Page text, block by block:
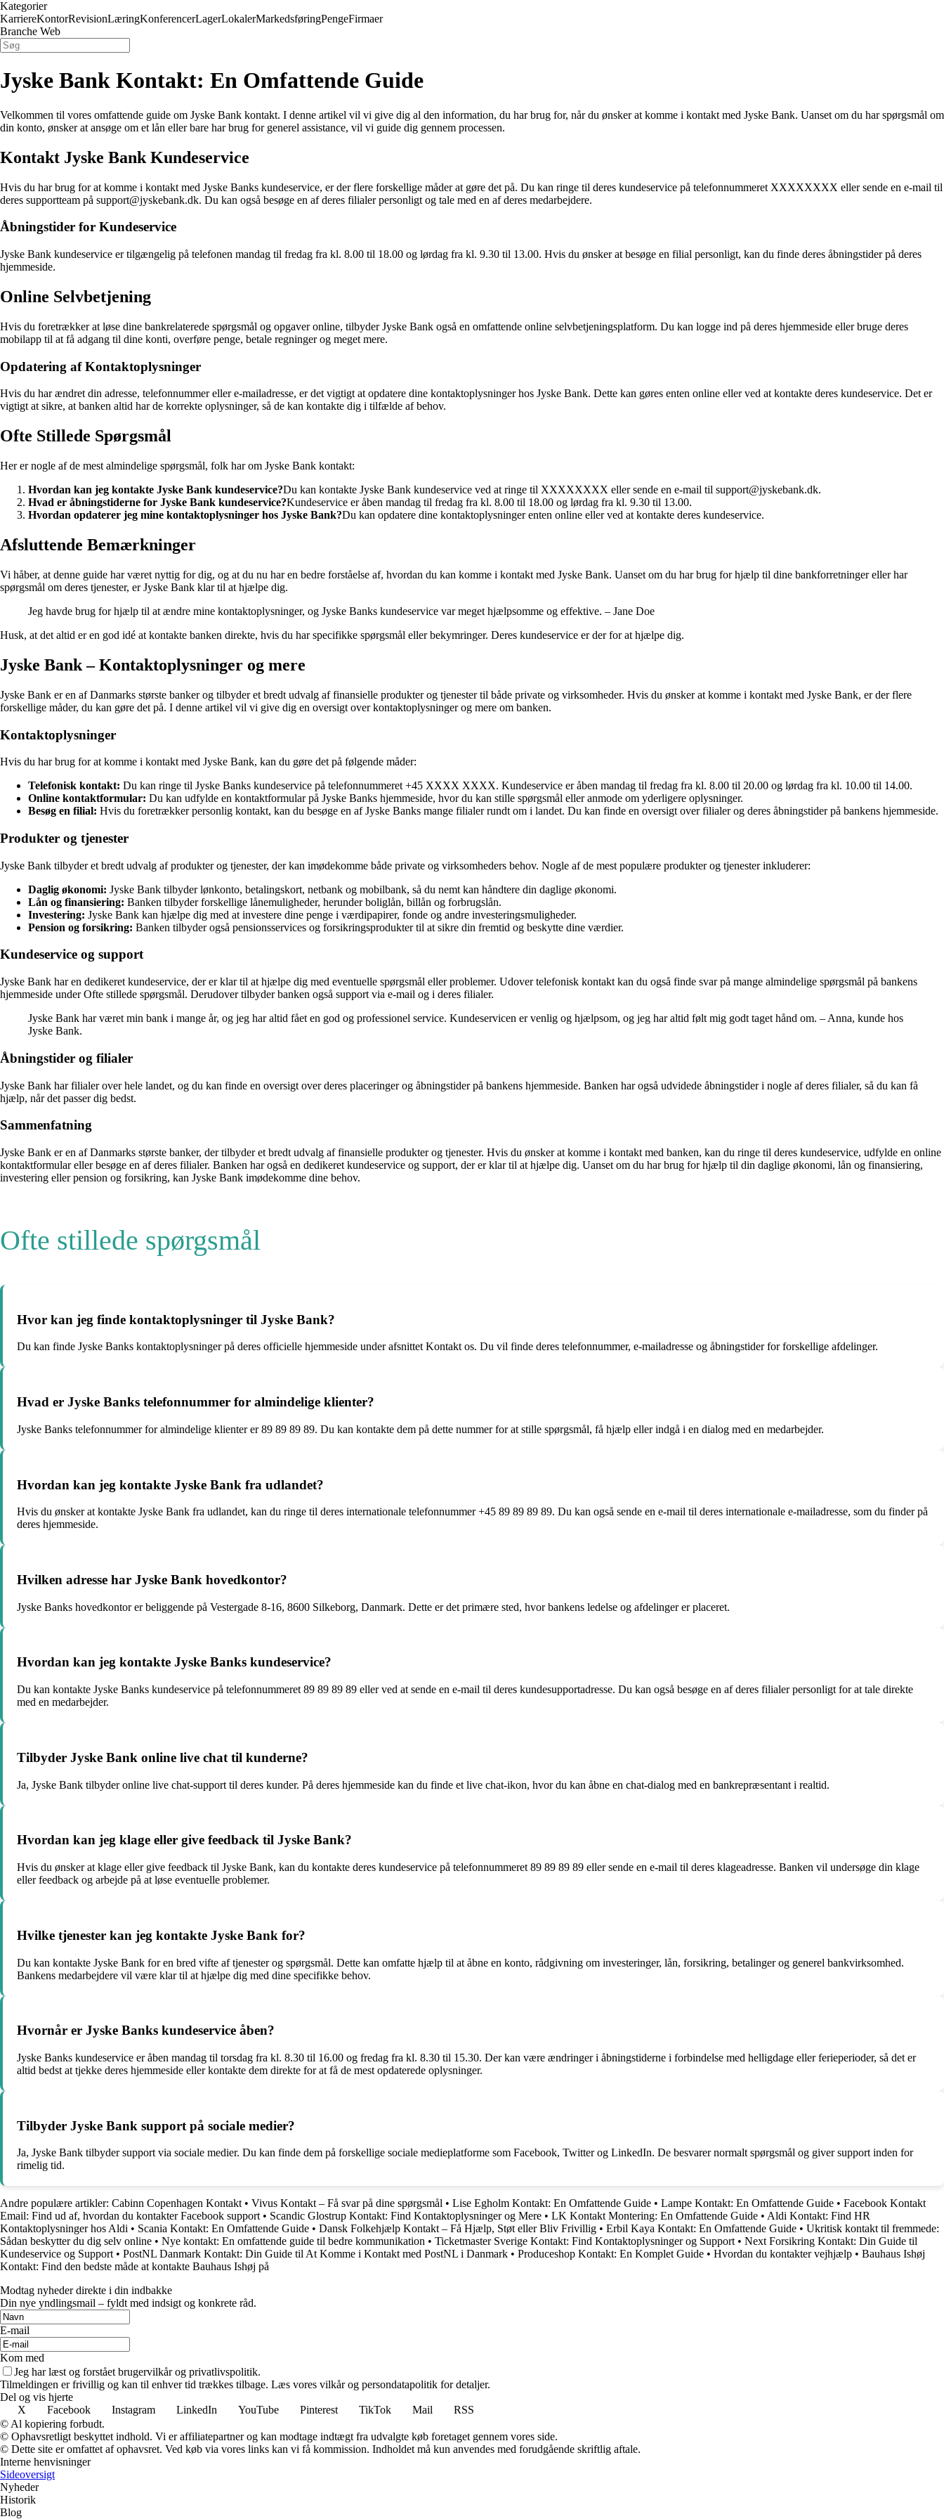
Kategorier
KarriereKontorRevisionLæringKonferencerLagerLokalerMarkedsføringPengeFirmaer
Branche Web
Jyske Bank Kontakt: En Omfattende Guide
Velkommen til vores omfattende guide om Jyske Bank kontakt. I denne artikel vil vi give dig al den information, du har brug for, når du ønsker at komme i kontakt med Jyske Bank. Uanset om du har spørgsmål om
din konto, ønsker at ansøge om et lån eller bare har brug for generel assistance, vil vi guide dig gennem processen.
Kontakt Jyske Bank Kundeservice
Hvis du har brug for at komme i kontakt med Jyske Banks kundeservice, er der flere forskellige måder at gøre det på. Du kan ringe til deres kundeservice på telefonnummeret XXXXXXXX eller sende en e-mail til
deres supportteam på support@jyskebank.dk. Du kan også besøge en af deres filialer personligt og tale med en af deres medarbejdere.
Åbningstider for Kundeservice
Jyske Bank kundeservice er tilgængelig på telefonen mandag til fredag ​​fra kl. 8.00 til 18.00 og lørdag fra kl. 9.30 til 13.00. Hvis du ønsker at besøge en filial personligt, kan du finde deres åbningstider på deres
hjemmeside.
Online Selvbetjening
Hvis du foretrækker at løse dine bankrelaterede spørgsmål og opgaver online, tilbyder Jyske Bank også en omfattende online selvbetjeningsplatform. Du kan logge ind på deres hjemmeside eller bruge deres
mobilapp til at få adgang til dine konti, overføre penge, betale regninger og meget mere.
Opdatering af Kontaktoplysninger
Hvis du har ændret din adresse, telefonnummer eller e-mailadresse, er det vigtigt at opdatere dine kontaktoplysninger hos Jyske Bank. Dette kan gøres enten online eller ved at kontakte deres kundeservice. Det er
vigtigt at sikre, at banken altid har de korrekte oplysninger, så de kan kontakte dig i tilfælde af behov.
Ofte Stillede Spørgsmål
Her er nogle af de mest almindelige spørgsmål, folk har om Jyske Bank kontakt:
Hvordan kan jeg kontakte Jyske Bank kundeservice?Du kan kontakte Jyske Bank kundeservice ved at ringe til XXXXXXXX eller sende en e-mail til support@jyskebank.dk.
Hvad er åbningstiderne for Jyske Bank kundeservice?Kundeservice er åben mandag til fredag ​​fra kl. 8.00 til 18.00 og lørdag fra kl. 9.30 til 13.00.
Hvordan opdaterer jeg mine kontaktoplysninger hos Jyske Bank?Du kan opdatere dine kontaktoplysninger enten online eller ved at kontakte deres kundeservice.
Afsluttende Bemærkninger
Vi håber, at denne guide har været nyttig for dig, og at du nu har en bedre forståelse af, hvordan du kan komme i kontakt med Jyske Bank. Uanset om du har brug for hjælp til dine bankforretninger eller har
spørgsmål om deres tjenester, er Jyske Bank klar til at hjælpe dig.
Jeg havde brug for hjælp til at ændre mine kontaktoplysninger, og Jyske Banks kundeservice var meget hjælpsomme og effektive. – Jane Doe
Husk, at det altid er en god idé at kontakte banken direkte, hvis du har specifikke spørgsmål eller bekymringer. Deres kundeservice er der for at hjælpe dig.
Jyske Bank – Kontaktoplysninger og mere
Jyske Bank er en af Danmarks største banker og tilbyder et bredt udvalg af finansielle produkter og tjenester til både private og virksomheder. Hvis du ønsker at komme i kontakt med Jyske Bank, er der flere
forskellige måder, du kan gøre det på. I denne artikel vil vi give dig en oversigt over kontaktoplysninger og mere om banken.
Kontaktoplysninger
Hvis du har brug for at komme i kontakt med Jyske Bank, kan du gøre det på følgende måder:
Telefonisk kontakt: Du kan ringe til Jyske Banks kundeservice på telefonnummeret +45 XXXX XXXX. Kundeservice er åben mandag til fredag fra kl. 8.00 til 20.00 og lørdag fra kl. 10.00 til 14.00.
Online kontaktformular: Du kan udfylde en kontaktformular på Jyske Banks hjemmeside, hvor du kan stille spørgsmål eller anmode om yderligere oplysninger.
Besøg en filial: Hvis du foretrækker personlig kontakt, kan du besøge en af Jyske Banks mange filialer rundt om i landet. Du kan finde en oversigt over filialer og deres åbningstider på bankens hjemmeside.
Produkter og tjenester
Jyske Bank tilbyder et bredt udvalg af produkter og tjenester, der kan imødekomme både private og virksomheders behov. Nogle af de mest populære produkter og tjenester inkluderer:
Daglig økonomi: Jyske Bank tilbyder lønkonto, betalingskort, netbank og mobilbank, så du nemt kan håndtere din daglige økonomi.
Lån og finansiering: Banken tilbyder forskellige lånemuligheder, herunder boliglån, billån og forbrugslån.
Investering: Jyske Bank kan hjælpe dig med at investere dine penge i værdipapirer, fonde og andre investeringsmuligheder.
Pension og forsikring: Banken tilbyder også pensionsservices og forsikringsprodukter til at sikre din fremtid og beskytte dine værdier.
Kundeservice og support
Jyske Bank har en dedikeret kundeservice, der er klar til at hjælpe dig med eventuelle spørgsmål eller problemer. Udover telefonisk kontakt kan du også finde svar på mange almindelige spørgsmål på bankens
hjemmeside under Ofte stillede spørgsmål. Derudover tilbyder banken også support via e-mail og i deres filialer.
Jyske Bank har været min bank i mange år, og jeg har altid fået en god og professionel service. Kundeservicen er venlig og hjælpsom, og jeg har altid følt mig godt taget hånd om. – Anna, kunde hos
Jyske Bank.
Åbningstider og filialer
Jyske Bank har filialer over hele landet, og du kan finde en oversigt over deres placeringer og åbningstider på bankens hjemmeside. Banken har også udvidede åbningstider i nogle af deres filialer, så du kan få
hjælp, når det passer dig bedst.
Sammenfatning
Jyske Bank er en af Danmarks største banker, der tilbyder et bredt udvalg af finansielle produkter og tjenester. Hvis du ønsker at komme i kontakt med banken, kan du ringe til deres kundeservice, udfylde en online
kontaktformular eller besøge en af deres filialer. Banken har også en dedikeret kundeservice og support, der er klar til at hjælpe dig. Uanset om du har brug for hjælp til din daglige økonomi, lån og finansiering,
investering eller pension og forsikring, kan Jyske Bank imødekomme dine behov.
Ofte stillede spørgsmål
Hvor kan jeg finde kontaktoplysninger til Jyske Bank?
Du kan finde Jyske Banks kontaktoplysninger på deres officielle hjemmeside under afsnittet Kontakt os. Du vil finde deres telefonnummer, e-mailadresse og åbningstider for forskellige afdelinger.
Hvad er Jyske Banks telefonnummer for almindelige klienter?
Jyske Banks telefonnummer for almindelige klienter er 89 89 89 89. Du kan kontakte dem på dette nummer for at stille spørgsmål, få hjælp eller indgå i en dialog med en medarbejder.
Hvordan kan jeg kontakte Jyske Bank fra udlandet?
Hvis du ønsker at kontakte Jyske Bank fra udlandet, kan du ringe til deres internationale telefonnummer +45 89 89 89 89. Du kan også sende en e-mail til deres internationale e-mailadresse, som du finder på
deres hjemmeside.
Hvilken adresse har Jyske Bank hovedkontor?
Jyske Banks hovedkontor er beliggende på Vestergade 8-16, 8600 Silkeborg, Danmark. Dette er det primære sted, hvor bankens ledelse og afdelinger er placeret.
Hvordan kan jeg kontakte Jyske Banks kundeservice?
Du kan kontakte Jyske Banks kundeservice på telefonnummeret 89 89 89 89 eller ved at sende en e-mail til deres kundesupportadresse. Du kan også besøge en af deres filialer personligt for at tale direkte
med en medarbejder.
Tilbyder Jyske Bank online live chat til kunderne?
Ja, Jyske Bank tilbyder online live chat-support til deres kunder. På deres hjemmeside kan du finde et live chat-ikon, hvor du kan åbne en chat-dialog med en bankrepræsentant i realtid.
Hvordan kan jeg klage eller give feedback til Jyske Bank?
Hvis du ønsker at klage eller give feedback til Jyske Bank, kan du kontakte deres kundeservice på telefonnummeret 89 89 89 89 eller sende en e-mail til deres klageadresse. Banken vil undersøge din klage
eller feedback og arbejde på at løse eventuelle problemer.
Hvilke tjenester kan jeg kontakte Jyske Bank for?
Du kan kontakte Jyske Bank for en bred vifte af tjenester og spørgsmål. Dette kan omfatte hjælp til at åbne en konto, rådgivning om investeringer, lån, forsikring, betalinger og generel bankvirksomhed.
Bankens medarbejdere vil være klar til at hjælpe dig med dine specifikke behov.
Hvornår er Jyske Banks kundeservice åben?
Jyske Banks kundeservice er åben mandag til torsdag fra kl. 8.30 til 16.00 og fredag fra kl. 8.30 til 15.30. Der kan være ændringer i åbningstiderne i forbindelse med helligdage eller ferieperioder, så det er
altid bedst at tjekke deres hjemmeside eller kontakte dem direkte for at få de mest opdaterede oplysninger.
Tilbyder Jyske Bank support på sociale medier?
Ja, Jyske Bank tilbyder support via sociale medier. Du kan finde dem på forskellige sociale medieplatforme som Facebook, Twitter og LinkedIn. De besvarer normalt spørgsmål og giver support inden for
rimelig tid.
Andre populære artikler: Cabinn Copenhagen Kontakt • Vivus Kontakt – Få svar på dine spørgsmål • Lise Egholm Kontakt: En Omfattende Guide • Lampe Kontakt: En Omfattende Guide • Facebook Kontakt
Email: Find ud af, hvordan du kontakter Facebook support • Scandic Glostrup Kontakt: Find Kontaktoplysninger og Mere • LK Kontakt Montering: En Omfattende Guide • Aldi Kontakt: Find HR
Kontaktoplysninger hos Aldi • Scania Kontakt: En Omfattende Guide • Dansk Folkehjælp Kontakt – Få Hjælp, Støt eller Bliv Frivillig • Erbil Kaya Kontakt: En Omfattende Guide • Ukritisk kontakt til fremmede:
Sådan beskytter du dig selv online • Nye kontakt: En omfattende guide til bedre kommunikation • Ticketmaster Sverige Kontakt: Find Kontaktoplysninger og Support • Next Forsikring Kontakt: Din Guide til
Kundeservice og Support • PostNL Danmark Kontakt: Din Guide til At Komme i Kontakt med PostNL i Danmark • Produceshop Kontakt: En Komplet Guide • Hvordan du kontakter vejhjælp • Bauhaus Ishøj
Kontakt: Find den bedste måde at kontakte Bauhaus Ishøj på
Modtag nyheder direkte i din indbakke
Din nye yndlingsmail – fyldt med indsigt og konkrete råd.
E-mail
Kom med
Jeg har læst og forstået brugervilkår og privatlivspolitik.
Tilmeldingen er frivillig og kan til enhver tid trækkes tilbage. Læs vores vilkår og persondatapolitik for detaljer.
Del og vis hjerte
X
Facebook Instagram LinkedIn YouTube Pinterest TikTok Mail
RSS
© Al kopiering forbudt.
© Ophavsretligt beskyttet indhold. Vi er affiliatepartner og kan modtage indtægt fra udvalgte køb foretaget gennem vores side.
© Dette site er omfattet af ophavsret. Ved køb via vores links kan vi få kommission. Indholdet må kun anvendes med forudgående skriftlig aftale.
Interne henvisninger
Sideoversigt
Nyheder
Historik
Blog